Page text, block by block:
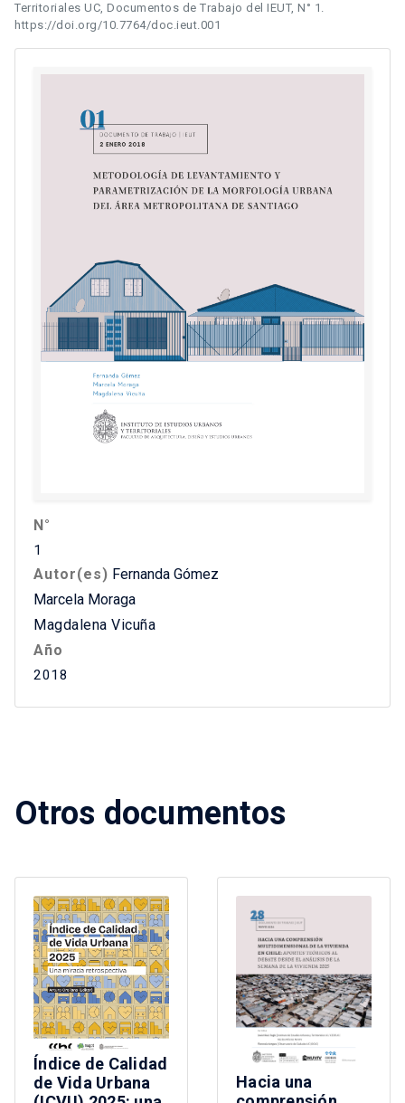
Territoriales UC, Documentos de Trabajo del IEUT, N° 1.
https://doi.org/10.7764/doc.ieut.001
N°
1
Autor(es) Fernanda Gómez
Marcela Moraga
Magdalena Vicuña
Año
2018
Otros documentos
Índice de Calidad
de Vida Urbana
Hacia una